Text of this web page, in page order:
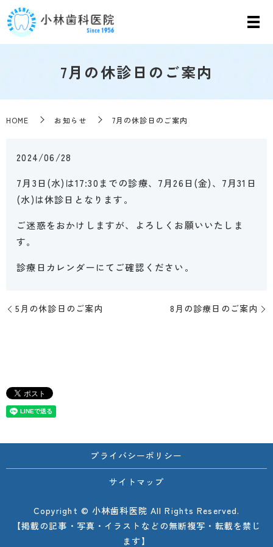
7月の休診日のご案内
HOME お知らせ 7月の休診日のご案内
2024/06/28
7月3日(水)は17:30までの診療、7月26日(金)、7月31日
(水)は休診日となります。
ご迷惑をおかけしますが、よろしくお願いいたしま
す。
診療日カレンダーにてご確認ください。
5月の休診日のご案内 8月の診療日のご案内
プライバシーポリシー
サイトマップ
Copyright © 小林歯科医院 All Rights Reserved.
【掲載の記事・写真・イラストなどの無断複写・転載を禁じ
ます】